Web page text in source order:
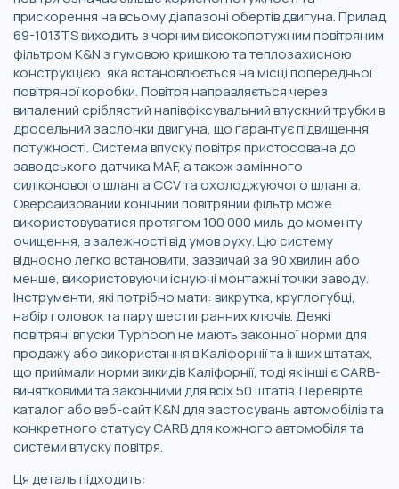
прискорення на всьому діапазоні обертів двигуна. Прилад
69-1013TS виходить з чорним високопотужним повітряним
фільтром K&N з гумовою кришкою та теплозахисною
конструкцією, яка встановлюється на місці попередньої
повітряної коробки. Повітря направляється через
випалений сріблястий напівфіксувальний впускний трубки в
дросельний заслонки двигуна, що гарантує підвищення
потужності. Система впуску повітря пристосована до
заводського датчика MAF, а також замінного
силіконового шланга CCV та охолоджуючого шланга.
Оверсайзований конічний повітряний фільтр може
використовуватися протягом 100 000 миль до моменту
очищення, в залежності від умов руху. Цю систему
відносно легко встановити, зазвичай за 90 хвилин або
менше, використовуючи існуючі монтажні точки заводу.
Інструменти, які потрібно мати: викрутка, круглогубці,
набір головок та пару шестигранних ключів. Деякі
повітряні впуски Typhoon не мають законної норми для
продажу або використання в Каліфорнії та інших штатах,
що приймали норми викидів Каліфорнії, тоді як інші є CARB-
винятковими та законними для всіх 50 штатів. Перевірте
каталог або веб-сайт K&N для застосувань автомобілів та
конкретного статусу CARB для кожного автомобіля та
системи впуску повітря.
Ця деталь підходить: